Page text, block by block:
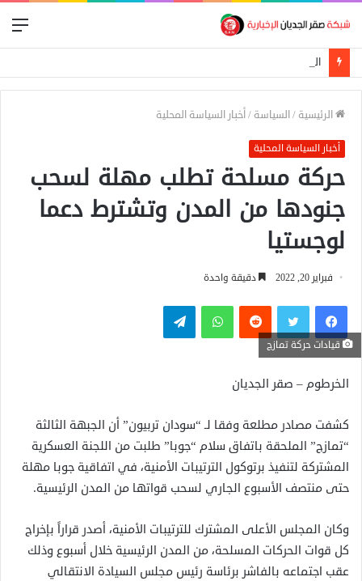
الرئيسية /السياسة /أخبار السياسة المحلية
أخبار السياسة المحلية
حركة مسلحة تطلب مهلة لسحب
جنودها من المدن وتشترط دعما
لوجستيا
فبراير 20, 2022 دقيقة واحدة
فيسبوكتويتر واتساب تيلقرام
قيادات حركة تمازج
الخرطوم – صقر الجديان
كشفت مصادر مطلعة وفقا لـ “سودان تربيون” أن الجبهة الثالثة
“تمازج” الملحقة باتفاق سلام “جوبا” طلبت من اللجنة العسكرية
المشتركة لتنفيذ برتوكول الترتيبات الأمنية، في اتفاقية جوبا مهلة
حتى منتصف الأسبوع الجاري لسحب قواتها من المدن الرئيسية.
وكان المجلس الأعلى المشترك للترتيبات الأمنية، أصدر قراراً بإخراج
كل قوات الحركات المسلحة، من المدن الرئيسية خلال أسبوع وذلك
عقب اجتماعه بالفاشر برئاسة رئيس مجلس السيادة الانتقالي